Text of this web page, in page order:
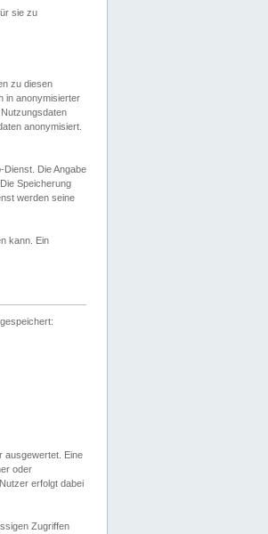
sie zu
zu diesen
in anonymisierter
anonymisiert.
Dienst. Die Angabe
Speicherung
werden seine
kann. Ein
ausgewertet. Eine
oder
erfolgt dabei
Zugriffen